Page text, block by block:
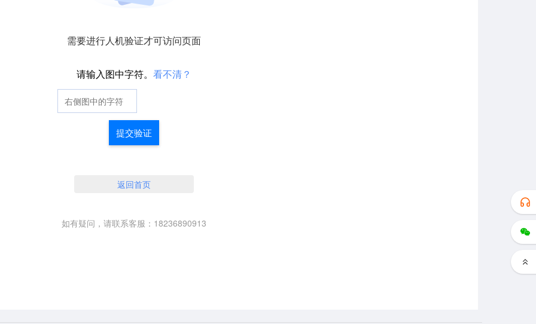
需要进行人机验证才可访问页面
请输入图中字符。 看不清？
提交验证
返回首页
如有疑问，请联系客服：18236890913